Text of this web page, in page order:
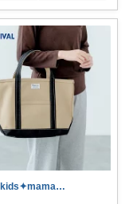
4kids✦mamaフォロワー様より購入